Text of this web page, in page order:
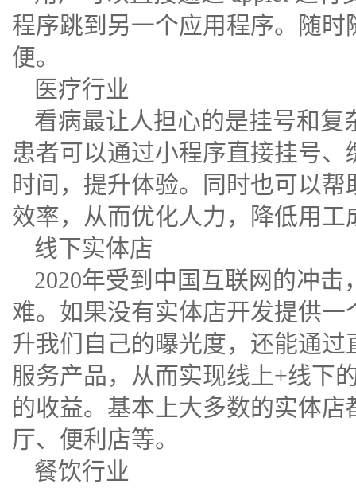
程序跳到另一个应用程序。随
便。
医疗行业
看病最让人担心的是挂号和
患者可以通过小程序直接挂号
时间，提升体验。同时也可以
效率，从而优化人力，降低用工
线下实体店
2020年受到中国互联网的冲
难。如果没有实体店开发提供
升我们自己的曝光度，还能通
服务产品，从而实现线上+线下
的收益。基本上大多数的实体
厅、便利店等。
餐饮行业